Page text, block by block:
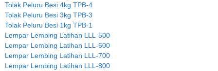
Tolak Peluru Besi 4kg TPB-4
Tolak Peluru Besi 3kg TPB-3
Tolak Peluru Besi 1kg TPB-1
Lempar Lembing Latihan LLL-500
Lempar Lembing Latihan LLL-600
Lempar Lembing Latihan LLL-700
Lempar Lembing Latihan LLL-800